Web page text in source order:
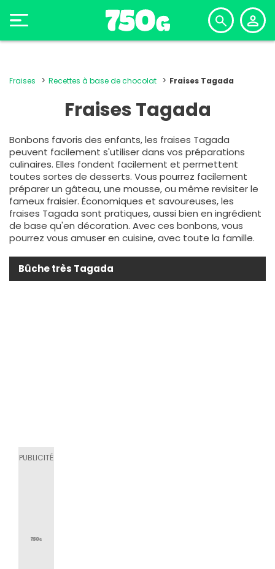
Fraises Recettes à base de chocolat Fraises Tagada
Fraises Tagada
Bonbons favoris des enfants, les fraises Tagada
peuvent facilement s'utiliser dans vos préparations
culinaires. Elles fondent facilement et permettent
toutes sortes de desserts. Vous pourrez facilement
préparer un gâteau, une mousse, ou même revisiter le
fameux fraisier. Économiques et savoureuses, les
fraises Tagada sont pratiques, aussi bien en ingrédient
de base qu'en décoration. Avec ces bonbons, vous
pourrez vous amuser en cuisine, avec toute la famille.
Bûche très Tagada